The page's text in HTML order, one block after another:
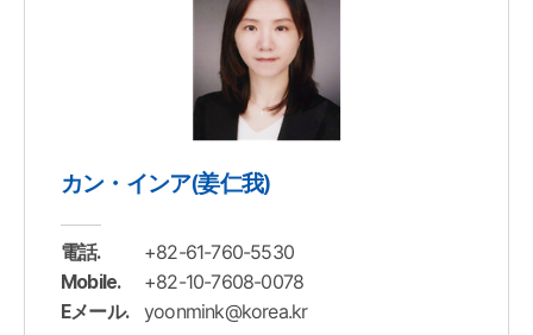
カン・インア(姜仁我)
電話. +82-61-760-5530
Mobile. +82-10-7608-0078
Eメール. yoonmink@korea.kr